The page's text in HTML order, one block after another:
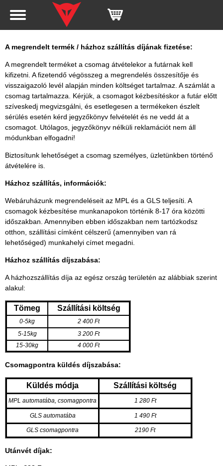
A megrendelt termék / házhoz szállítás díjának fizetése:
A megrendelt terméket a csomag átvételekor a futárnak kell
kifizetni. A fizetendő végösszeg a megrendelés összesítője és
visszaigazoló levél alapján minden költséget tartalmaz. A számlát a
csomag tartalmazza. Kérjük, a csomagot kézbesítéskor a futár előtt
szíveskedj megvizsgálni, és esetlegesen a termékeken észlelt
sérülés esetén kérd jegyzőkönyv felvételét és ne vedd át a
csomagot. Utólagos, jegyzőkönyv nélküli reklamációt nem áll
módunkban elfogadni!
Biztosítunk lehetőséget a csomag személyes, üzletünkben történő
átvételére is.
Házhoz szállítás, információk:
Webáruházunk megrendeléseit az MPL és a GLS teljesíti. A
csomagok kézbesítése munkanapokon történik 8-17 óra közötti
időszakban. Amennyiben ebben időszakban nem tartózkodsz
otthon, szállítási címként célszerű (amennyiben van rá
lehetőséged) munkahelyi címet megadni.
Házhoz szállítás díjszabása:
A házhozszállítás díja az egész ország területén az alábbiak szerint
alakul:
Tömeg Szállítási költség
0-5kg
2 400 Ft
5-15kg
3 200 Ft
15-30kg
4 000 Ft
Csomagpontra küldés díjszabása:
Küldés módja Szállítási költség
MPL automatába, csomagpontra 1 280 Ft
GLS automatába 1 490 Ft
GLS csomagpontra 2190 Ft
Utánvét díjak: